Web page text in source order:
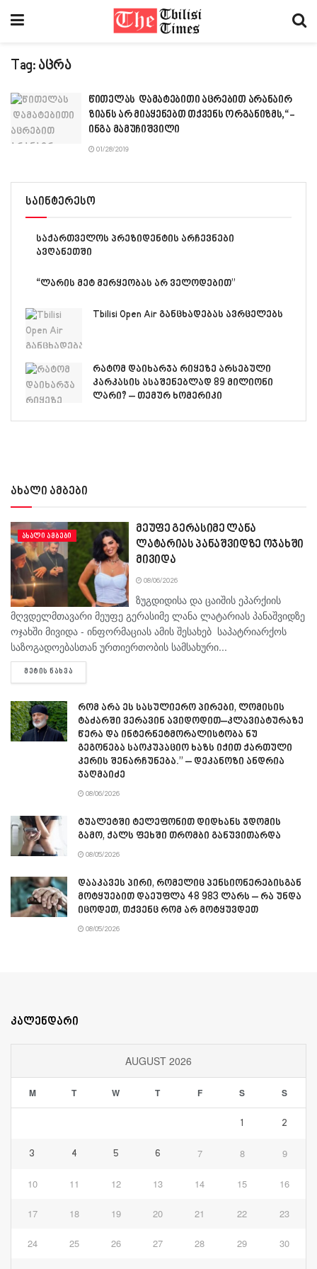
Tag: აცრა
წითელას დამატებითი აცრებით არანაირ
ზიანს არ მიაყენებთ თქვენს ორგანიზმს,“-
ინგა მამუჩიშვილი
01/28/2019
საინტერესო
საქართველოს პრეზიდენტის არჩევნები
ავღანეთში
“ლარის მეტ მერყეობას არ ველოდებით”
Tbilisi Open Air განცხადებას ავრცელებს
რატომ დაიხარჯა რიყეზე არსებული
კარკასის ასაშენებლად 89 მილიონი
ლარი? – თემურ ხომერიკი
ახალი ამბები
ᲐᲮᲐᲚᲘ ᲐᲛᲑᲔᲑᲘ
მეუფე გერასიმე ლანა
ლატარიას პანაშვიდზე ოჯახში
მივიდა
08/06/2026
ზუგდიდისა და ცაიშის ეპარქიის
მღვდელმთავარი მეუფე გერასიმე ლანა ლატარიას პანაშვიდზე
ოჯახში მივიდა - ინფორმაციას ამის შესახებ საპატრიარქოს
საზოგადოებასთან ურთიერთობის სამსახური...
ᲛᲔᲢᲘᲡ ᲜᲐᲮᲕᲐ
რომ არა ეს სასულიერო პირები, ლომისის
ტაძარში ვერავინ ავიდოდით–კლავიატურაზე
წერა და ინტერნეტმორალისტობა ნუ
გეგონება საოკუპაციო ხაზს იქით ქართული
კერის შენარჩუნება.” – დეკანოზი ანდრია
ჯაღმაიძე
08/06/2026
ტუალეტში ტელეფონით დიდხანს ჯდომის
გამო, ქალს ფეხში თრომბი განუვითარდა
08/05/2026
დააკავეს პირი, რომელიც პენსიონერებისგან
მოტყუებით დაეუფლა 48 983 ლარს – რა უნდა
იცოდეთ, თქვენც რომ არ მოტყუვდეთ
08/05/2026
კალენდარი
AUGUST 2026
M T W T F S S
1 2
3 4 5 6 7 8 9
10 11 12 13 14 15 16
17 18 19 20 21 22 23
24 25 26 27 28 29 30